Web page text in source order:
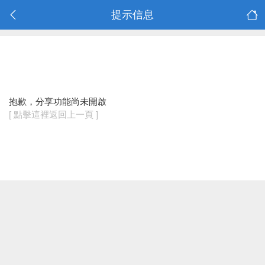
提示信息
抱歉，分享功能尚未開啟
[ 點擊這裡返回上一頁 ]